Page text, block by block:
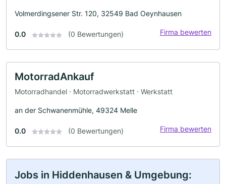
Volmerdingsener Str. 120, 32549 Bad Oeynhausen
0.0 (0 Bewertungen) Firma bewerten
MotorradAnkauf
Motorradhandel · Motorradwerkstatt · Werkstatt
an der Schwanenmühle, 49324 Melle
0.0 (0 Bewertungen) Firma bewerten
Jobs in Hiddenhausen & Umgebung: